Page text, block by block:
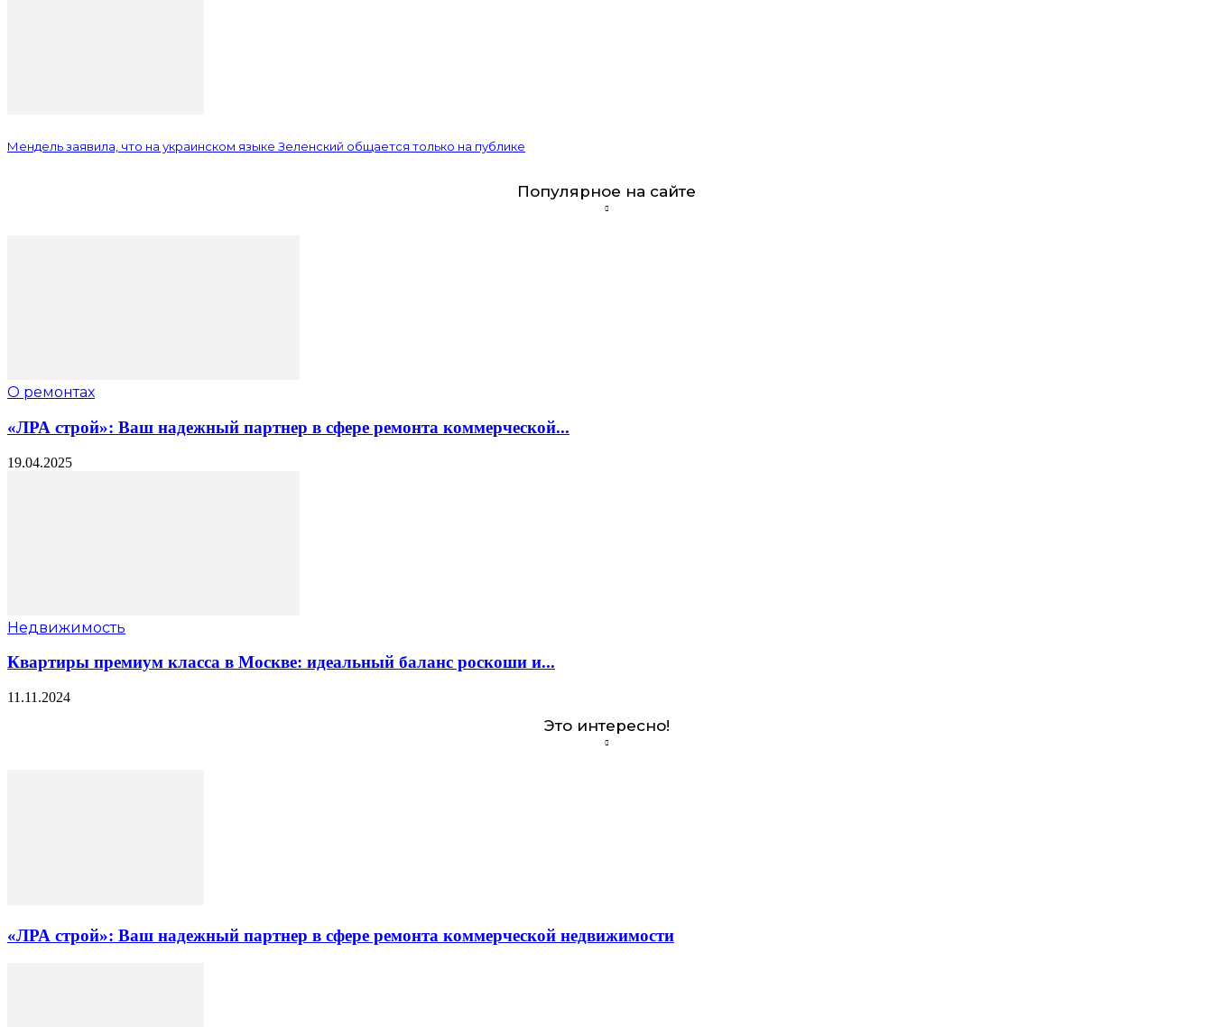
Мендель заявила, что на украинском языке Зеленский общается только на публике
Популярное на сайте
О ремонтах
«ЛРА строй»: Ваш надежный партнер в сфере ремонта коммерческой...
19.04.2025
Недвижимость
Квартиры премиум класса в Москве: идеальный баланс роскоши и...
11.11.2024
Это интересно!
«ЛРА строй»: Ваш надежный партнер в сфере ремонта коммерческой недвижимости